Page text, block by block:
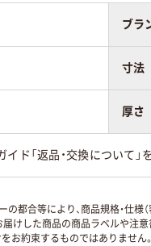
ブラ
寸法
厚さ
イド「返品・交換について
合等により、商品規格・仕様
けした商品の商品ラベルや注
をお約束するものではありません。